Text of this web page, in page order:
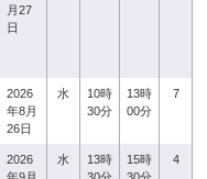
月27
日
2026
年8月
26日
水
10時
30分
13時
00分
7
2026
水
13時
15時
4